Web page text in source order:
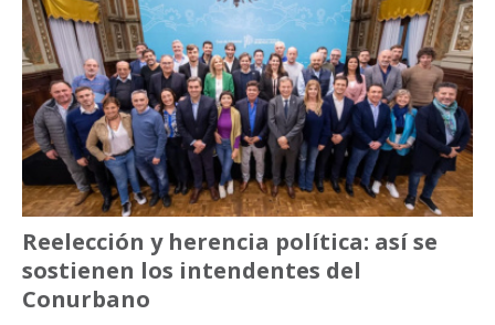
Reelección y herencia política: así se
sostienen los intendentes del
Conurbano